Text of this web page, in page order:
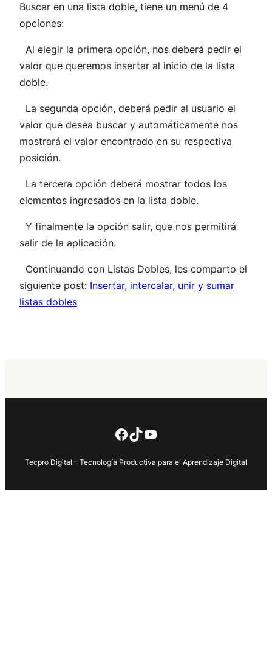
Buscar en una lista doble, tiene un menú de 4
opciones:
Al elegir la primera opción, nos deberá pedir el
valor que queremos insertar al inicio de la lista
doble.
La segunda opción, deberá pedir al usuario el
valor que desea buscar y automáticamente nos
mostrará el valor encontrado en su respectiva
posición.
La tercera opción deberá mostrar todos los
elementos ingresados en la lista doble.
Y finalmente la opción salir, que nos permitirá
salir de la aplicación.
Continuando con Listas Dobles, les comparto el
siguiente post: Insertar, intercalar, unir y sumar
listas dobles
Facebook
TikTok
YouTube
Tecpro Digital – Tecnología Productiva para el Aprendizaje Digital